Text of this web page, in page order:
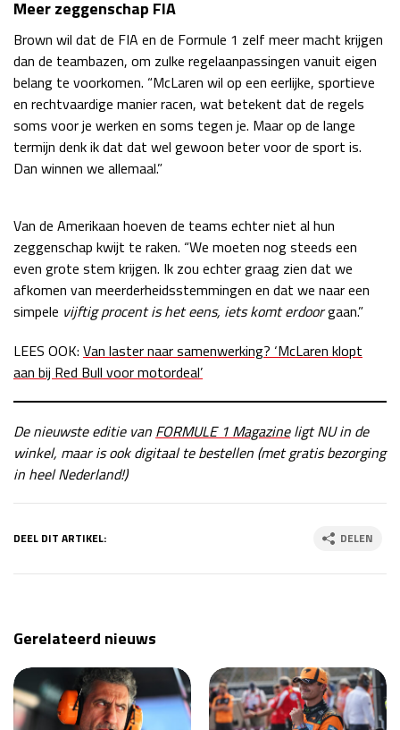
Meer zeggenschap FIA
Brown wil dat de FIA en de Formule 1 zelf meer macht krijgen
dan de teambazen, om zulke regelaanpassingen vanuit eigen
belang te voorkomen. “McLaren wil op een eerlijke, sportieve
en rechtvaardige manier racen, wat betekent dat de regels
soms voor je werken en soms tegen je. Maar op de lange
termijn denk ik dat dat wel gewoon beter voor de sport is.
Dan winnen we allemaal.”
Van de Amerikaan hoeven de teams echter niet al hun
zeggenschap kwijt te raken. “We moeten nog steeds een
even grote stem krijgen. Ik zou echter graag zien dat we
afkomen van meerderheidsstemmingen en dat we naar een
simpele vijftig procent is het eens, iets komt erdoorgaan.”
LEES OOK: Van laster naar samenwerking? ‘McLaren klopt
aan bij Red Bull voor motordeal’
De nieuwste editie van FORMULE 1 Magazineligt NU in de
winkel, maar is ook digitaal te bestellen (met gratis bezorging
in heel Nederland!)
DEEL DIT ARTIKEL: DELEN
Gerelateerd nieuws